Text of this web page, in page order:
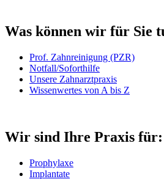
Was können wir für Sie
Prof. Zahnreinigung (PZR)
Notfall/Soforthilfe
Unsere Zahnarztpraxis
Wissenwertes von A bis Z
Wir sind Ihre Praxis für:
Prophylaxe
Implantate